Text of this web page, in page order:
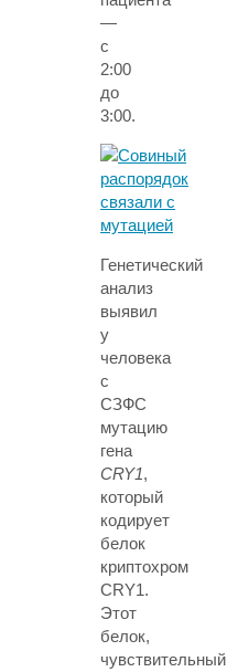
—
с
2:00
до
3:00.
Генетический
анализ
выявил
у
человека
с
СЗФС
мутацию
гена
CRY1,
который
кодирует
белок
криптохром
CRY1.
Этот
белок,
чувствительный